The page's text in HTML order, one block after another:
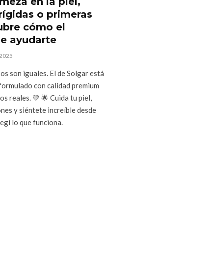
o primeras
cómo el
ayudarte
son iguales. El de Solgar está
con calidad premium
reales. 💛 🌟 Cuida tu piel,
y siéntete increíble desde
lo que funciona.